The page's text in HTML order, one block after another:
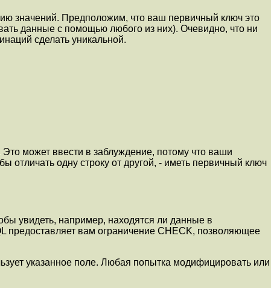
значений. Предположим, что ваш первичный ключ это
данные с помощью любого из них). Очевидно, что ни
сделать уникальной.
может ввести в заблуждение, потому что ваши
отличать одну строку от другой, - иметь первичный ключ
увидеть, например, находятся ли данные в
предоставляет вам ограничение CHECK, позволяющее
указанное поле. Любая попытка модифицировать или